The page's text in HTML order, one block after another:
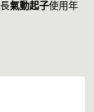
氣動起子使用年